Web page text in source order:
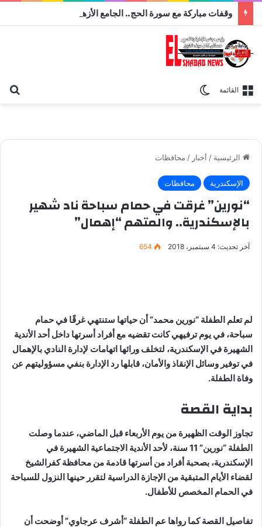
القائمة
الرئيسية / أخبار / محافظات
الإسكندرية محافظات
“نورين” غرقت في حمام سباحة ناد شهير
بالإسكندرية.. والمتهم “إهمال”
آخر تحديث: 4 سبتمبر، 2018 654
لم تعلم الطفلة “نورين محمد” أن حياتها ستنتهي غرقًا في حمام
سباحة، في يوم ترفيهي كانت تقضيه مع أفراد أسرتها داخل أحد الأندية
الشهيرة في الإسكندرية، لتخلف ورائها اتهامات لإدارة النادي بالإهمال
في توفير وسائل الإنقاذ والأمان، قابلها رد الإدارة بنفي مسؤوليتهم عن
وفاة الطفلة.
بداية القصة
تجاوز الوقت الظهيرة من يوم الأربعاء قبل الماضي، عندما وصلت
الطفلة “نورين” 11 سنة، لأحد الأندية الاجتماعية الشهيرة في
الإسكندرية، بصحبة أفراد من أسرتها قادمة من محافظة كفرالشيخ
لقضاء الأيام المتبقية من الإجازة الدراسية لتقرر حينها النزول للسباحة
في الحمام المخصص للأطفال.
تفاصيل القصة كما رواها عم الطفلة “أشرف عرجاوي” أوضحت أن